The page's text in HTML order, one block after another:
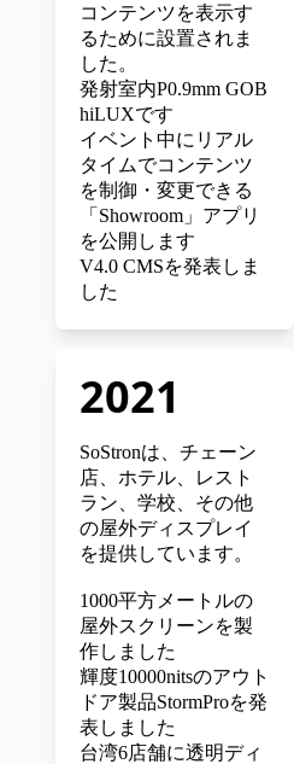
コンテンツを表示す
るために設置されま
した。
発射室内P0.9mm GOB
hiLUXです
イベント中にリアル
タイムでコンテンツ
を制御・変更できる
「Showroom」アプリ
を公開します
V4.0 CMSを発表しま
した
2021
SoStronは、チェーン
店、ホテル、レスト
ラン、学校、その他
の屋外ディスプレイ
を提供しています。
1000平方メートルの
屋外スクリーンを製
作しました
輝度10000nitsのアウト
ドア製品StormProを発
表しました
台湾6店舗に透明ディ